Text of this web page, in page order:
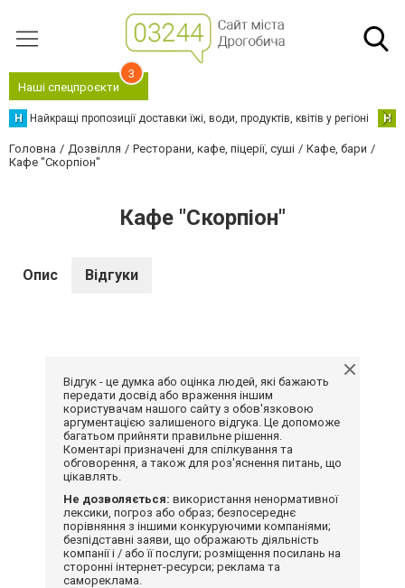
Наші спецпроєкти
3
Н Найкращі пропозиції доставки їжі, води, продуктів, квітів у регіоні Н
Головна Дозвілля Ресторани, кафе, піцерії, суші
Кафе, бари
Кафе "Скорпіон"
Кафе "Скорпіон"
Опис Відгуки
Відгук - це думка або оцінка людей, які бажають
передати досвід або враження іншим
користувачам нашого сайту з обов'язковою
аргументацією залишеного відгука. Це допоможе
багатьом прийняти правильне рішення.
Коментарі призначені для спілкування та
обговорення, а також для роз'яснення питань, що
цікавлять.
Не дозволяється: використання ненормативної
лексики, погроз або образ; безпосереднє
порівняння з іншими конкуруючими компаніями;
безпідставні заяви, що ображають діяльність
компанії і / або її послуги; розміщення посилань на
сторонні інтернет-ресурси; реклама та
самореклама.